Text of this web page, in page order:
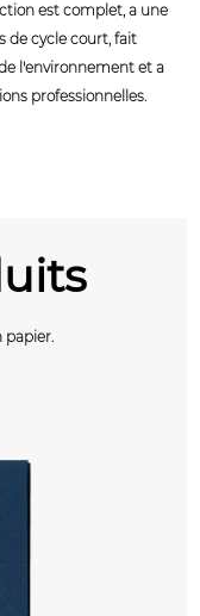
est complet, a une
de cycle court, fait
l'environnement et a
professionnelles.
papier.